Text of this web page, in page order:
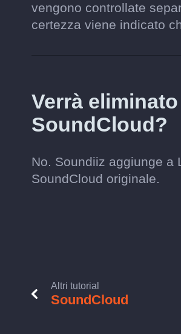
vengono controllate
certezza viene indicato
Verrà
SoundCloud?
No. Soundiiz aggiunge a
SoundCloud originale.
Altri tutorial
SoundCloud